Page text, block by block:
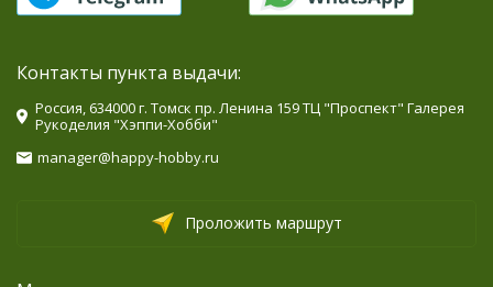
Контакты пункта выдачи:
Россия, 634000 г. Томск пр. Ленина 159 ТЦ "Проспект" Галерея
Рукоделия "Хэппи-Хобби"
manager@happy-hobby.ru
Проложить маршрут